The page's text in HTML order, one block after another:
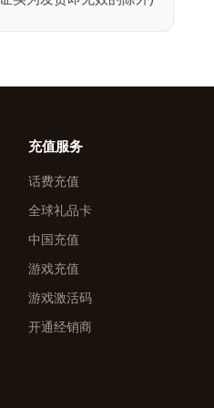
充值服务
话费充值
全球礼品卡
中国充值
游戏充值
游戏激活码
开通经销商